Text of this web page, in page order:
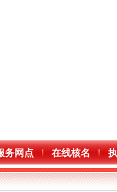
务网点 在线核名